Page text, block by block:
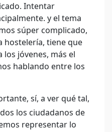
Intentar
y el tema
súper complicado,
hostelería, tiene que
jóvenes, más el
hablando entre los
sí, a ver qué tal,
los ciudadanos de
representar lo